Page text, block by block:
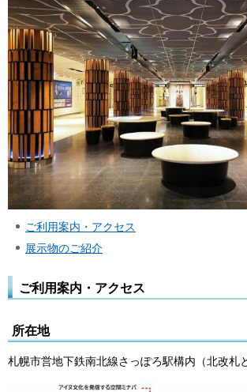
ご利用案内・アクセス
展示物のご紹介
ご利用案内・アクセス
所在地
札幌市営地下鉄南北線さっぽろ駅構内（北改札